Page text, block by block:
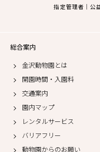
指定管理者｜公
総合案内
金沢動物園とは
開園時間・入園料
交通案内
園内マップ
レンタルサービス
バリアフリー
動物園からのお願い